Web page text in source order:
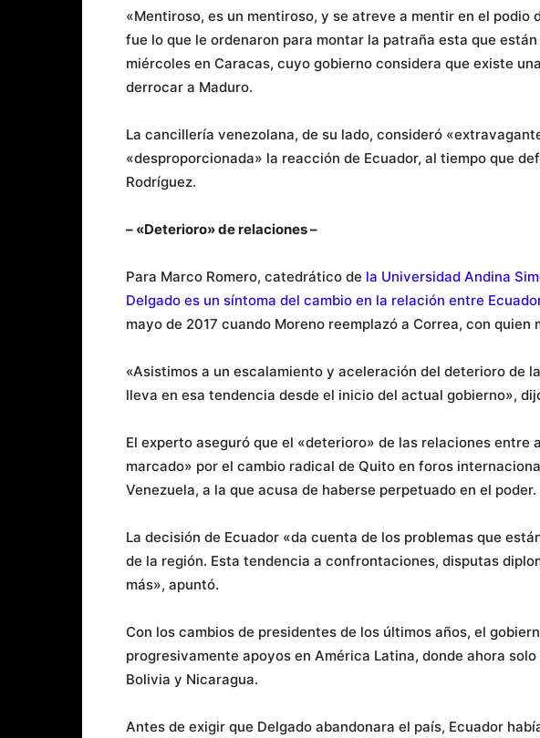
«Mentiroso, es un mentiroso, y se atreve a mentir en el podio
fue lo que le ordenaron para montar la patraña esta que
miércoles en Caracas, cuyo gobierno considera que existe
derrocar a Maduro.
La cancillería venezolana, de su lado, consideró
«desproporcionada» la reacción de Ecuador, al tiempo que
Rodríguez.
– «Deterioro» de relaciones –
Para Marco Romero, catedrático de la Universidad Andina
Delgado es un síntoma del cambio en la relación entre
mayo de 2017 cuando Moreno reemplazó a Correa, con quien
«Asistimos a un escalamiento y aceleración del deterioro de
lleva en esa tendencia desde el inicio del actual gobierno»,
El experto aseguró que el «deterioro» de las relaciones entre
marcado» por el cambio radical de Quito en foros
Venezuela, a la que acusa de haberse perpetuado en el poder.
La decisión de Ecuador «da cuenta de los problemas que
de la región. Esta tendencia a confrontaciones, disputas
más», apuntó.
Con los cambios de presidentes de los últimos años, el
progresivamente apoyos en América Latina, donde ahora
Bolivia y Nicaragua.
Antes de exigir que Delgado abandonara el país, Ecuador